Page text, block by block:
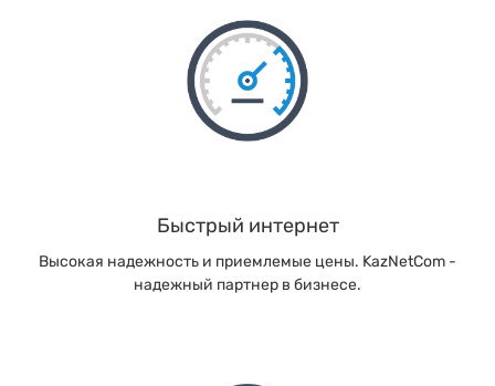
Быстрый интернет
Высокая надежность и приемлемые цены. KazNetCom -
надежный партнер в бизнесе.